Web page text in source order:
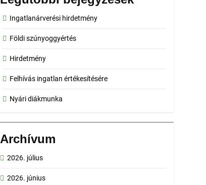
Ingatlanárverési hirdetmény
Földi szúnyoggyértés
Hirdetmény
Felhívás ingatlan értékesítésére
Nyári diákmunka
Archívum
2026. július
2026. június